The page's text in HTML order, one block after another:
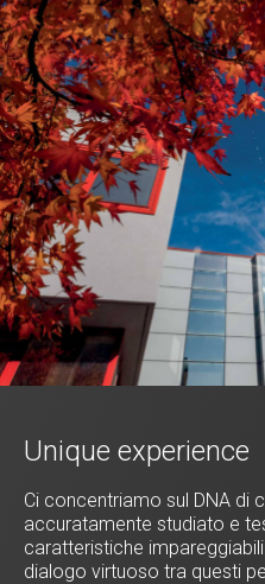
Unique experience
Ci concentriamo sul DNA di
accuratamente studiato e
caratteristiche
dialogo virtuoso tra questi